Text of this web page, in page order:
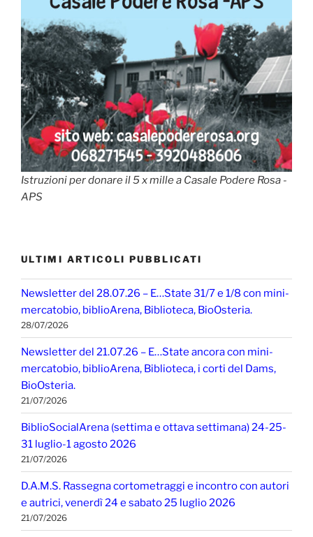
Istruzioni per donare il 5 x mille a Casale Podere Rosa -
APS
ULTIMI ARTICOLI PUBBLICATI
Newsletter del 28.07.26 – E…State 31/7 e 1/8 con mini-
mercatobio, biblioArena, Biblioteca, BioOsteria.
28/07/2026
Newsletter del 21.07.26 – E…State ancora con mini-
mercatobio, biblioArena, Biblioteca, i corti del Dams,
BioOsteria.
21/07/2026
BiblioSocialArena (settima e ottava settimana) 24-25-
31 luglio-1 agosto 2026
21/07/2026
D.A.M.S. Rassegna cortometraggi e incontro con autori
e autrici, venerdì 24 e sabato 25 luglio 2026
21/07/2026